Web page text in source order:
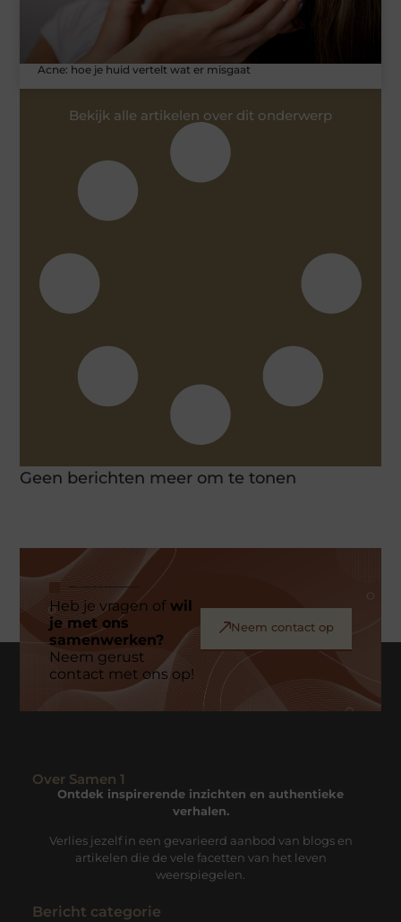
Acne: hoe je huid vertelt wat er misgaat
Bekijk alle artikelen over dit onderwerp
Geen berichten meer om te tonen
Heb je vragen ofwil
je met ons
samenwerken?
Neem gerust
contact met ons op!
Neem contact op
Over Samen 1
Ontdek inspirerende inzichten en authentieke
verhalen.
Verlies jezelf in een gevarieerd aanbod van blogs en
artikelen die de vele facetten van het leven
weerspiegelen.
Bericht categorie